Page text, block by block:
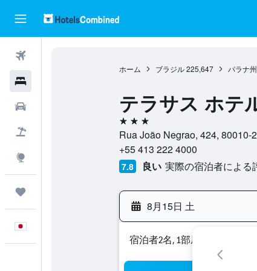
ホーム ブラジル 225,647 パラナ州
テラサス ホテ
3つ星
Rua João Negrao, 424, 80010-
+55 413 222 4000
7.8 良い 実際の宿泊者による
8月15日 土
宿泊者2名, 1​部屋